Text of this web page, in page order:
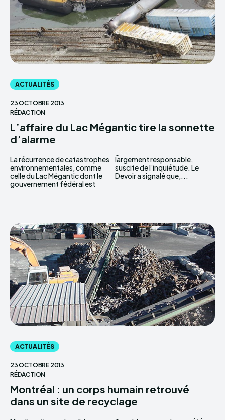
ACTUALITÉS
23 OCTOBRE 2013
RÉDACTION
L’affaire du Lac Mégantic tire la sonnette
d’alarme
La récurrence de catastrophes
environnementales, comme
celle du Lac Mégantic dont le
gouvernement fédéral est
largement responsable,
suscite de l’inquiétude. Le
Devoir a signalé que,...
ACTUALITÉS
23 OCTOBRE 2013
RÉDACTION
Montréal : un corps humain retrouvé
dans un site de recyclage